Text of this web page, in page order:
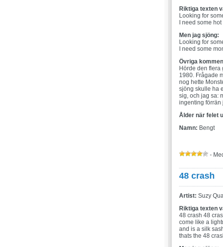
Riktiga texten
Looking for
I need some
Men jag sjöng:
Looking for
I need some
Övriga
Hörde den flera
1980. Frågade
nog hette
sjöng skulle ha
sig, och jag sa:
ingenting förrän
Ålder när felet
Namn: Bengt
-
48 crash
Artist: Suzy
Riktiga texten
48 crash 48
come like a
and is a silk
thats the 48